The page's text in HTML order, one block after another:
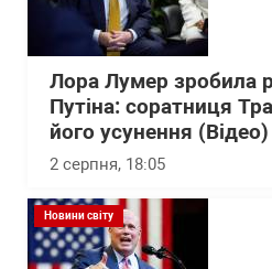
Лора Лумер зробила
Путіна: соратниця
його усунення (Відео)
2 серпня, 18:05
Новини світу